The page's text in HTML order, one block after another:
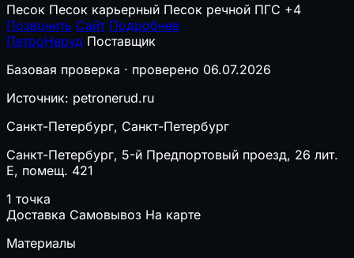
Песок Песок карьерный Песок речной ПГС +4
Позвонить Сайт Подробнее
ПетроНеруд Поставщик
Базовая проверка · проверено 06.07.2026
Источник: petronerud.ru
Санкт-Петербург, Санкт-Петербург
Санкт-Петербург, 5-й Предпортовый проезд, 26 лит.
Е, помещ. 421
1 точка
Доставка Самовывоз На карте
Материалы